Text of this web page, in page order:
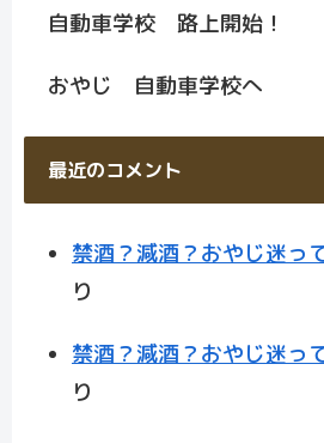
自動車学校 路上開始！
おやじ 自動車学校へ
最近のコメント
禁酒？減酒？おやじ迷っ
り
禁酒？減酒？おやじ迷っ
り